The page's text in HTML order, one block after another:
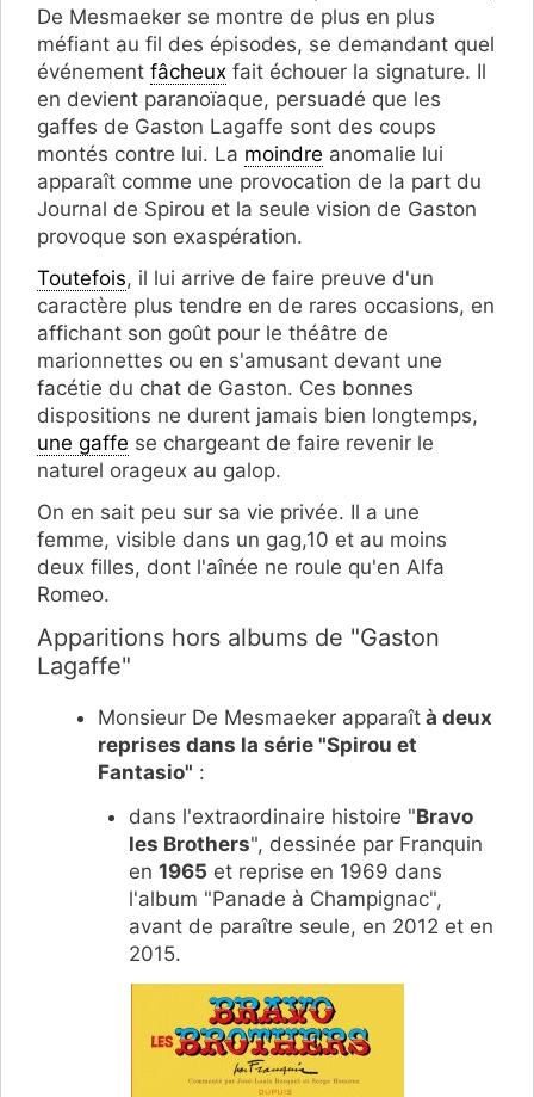
De Mesmaeker se montre de plus en plus
méfiant au fil des épisodes, se demandant quel
événement fâcheux fait échouer la signature. Il
en devient paranoïaque, persuadé que les
gaffes de Gaston Lagaffe sont des coups
montés contre lui. La moindre anomalie lui
apparaît comme une provocation de la part du
Journal de Spirou et la seule vision de Gaston
provoque son exaspération.
Toutefois, il lui arrive de faire preuve d'un
caractère plus tendre en de rares occasions, en
affichant son goût pour le théâtre de
marionnettes ou en s'amusant devant une
facétie du chat de Gaston. Ces bonnes
dispositions ne durent jamais bien longtemps,
une gaffe se chargeant de faire revenir le
naturel orageux au galop.
On en sait peu sur sa vie privée. Il a une
femme, visible dans un gag,10 et au moins
deux filles, dont l'aînée ne roule qu'en Alfa
Romeo.
Apparitions hors albums de "Gaston
Lagaffe"
Monsieur De Mesmaeker apparaît à deux
reprises dans la série "Spirou et
Fantasio" :
dans l'extraordinaire histoire "Bravo
les Brothers", dessinée par Franquin
en 1965 et reprise en 1969 dans
l'album "Panade à Champignac",
avant de paraître seule, en 2012 et en
2015.